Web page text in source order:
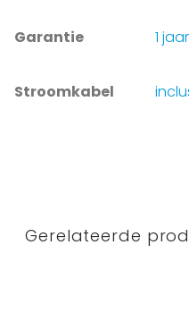
Garantie 1 jaar
Stroomkabel
Gerelateerde